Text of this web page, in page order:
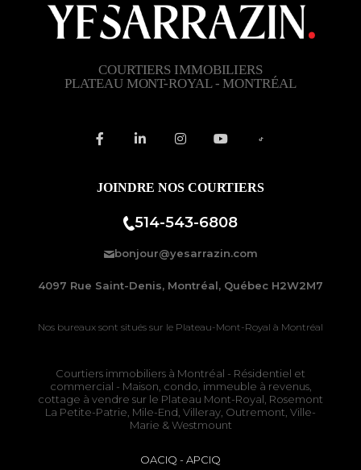
COURTIERS IMMOBILIERS
PLATEAU MONT-ROYAL - MONTRÉAL
JOINDRE NOS COURTIERS
514-543-6808
bonjour@yesarrazin.com
4097 Rue Saint-Denis, Montréal, Québec H2W2M7
Nos bureaux sont situés sur le Plateau-Mont-Royal à Montréal
Courtiers immobiliers à Montréal - Résidentiel et
commercial - Maison, condo, immeuble à revenus,
cottage à vendre sur le Plateau Mont-Royal Rosemont
La Petite-Patrie , Mile-End, Villeray, Outremont, Ville-
Marie & Westmount
OACIQ - APCIQ